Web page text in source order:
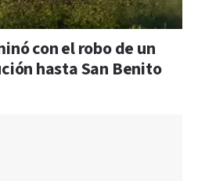
con el robo de un
hasta San Benito